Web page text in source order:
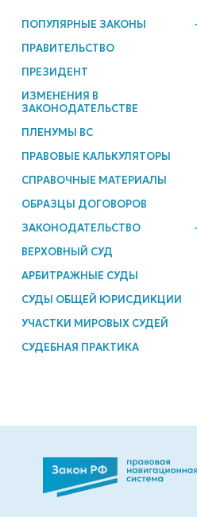
ПОПУЛЯРНЫЕ ЗАКОНЫ
ПРАВИТЕЛЬСТВО
ПРЕЗИДЕНТ
ИЗМЕНЕНИЯ В
ЗАКОНОДАТЕЛЬСТВЕ
ПЛЕНУМЫ ВС
ПРАВОВЫЕ КАЛЬКУЛЯТОРЫ
СПРАВОЧНЫЕ МАТЕРИАЛЫ
ОБРАЗЦЫ ДОГОВОРОВ
ЗАКОНОДАТЕЛЬСТВО
ВЕРХОВНЫЙ СУД
АРБИТРАЖНЫЕ СУДЫ
СУДЫ ОБЩЕЙ ЮРИСДИКЦИИ
УЧАСТКИ МИРОВЫХ СУДЕЙ
СУДЕБНАЯ ПРАКТИКА